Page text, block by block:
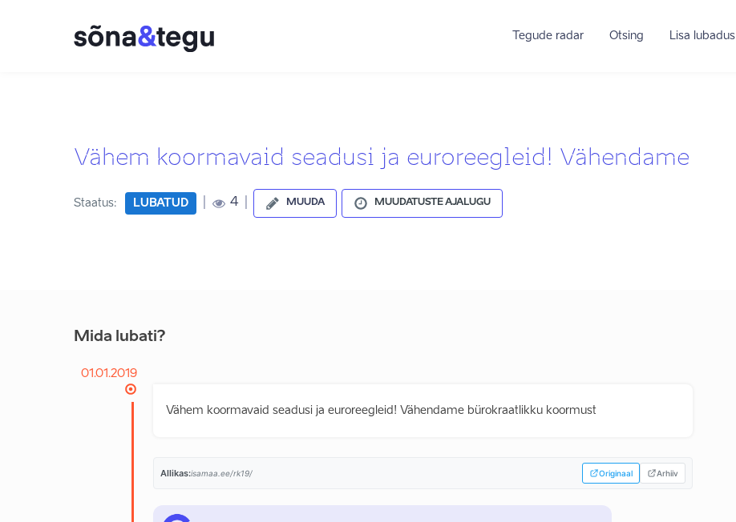
Tegude radar Otsing Lisa lubadus
Vähem koormavaid seadusi ja euroreegleid! Vähendame
Staatus: LUBATUD 4 MUUDA MUUDATUSTE AJALUGU
Mida lubati?
01.01.2019
Vähem koormavaid seadusi ja euroreegleid! Vähendame bürokraatlikku koormust
Allikas:isamaa.ee/rk19/ Originaal Arhiiv